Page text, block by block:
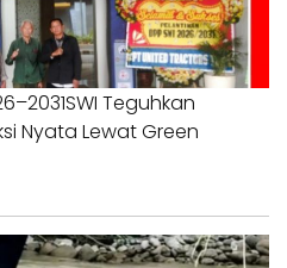
Teguhkan
Nyata Lewat Green